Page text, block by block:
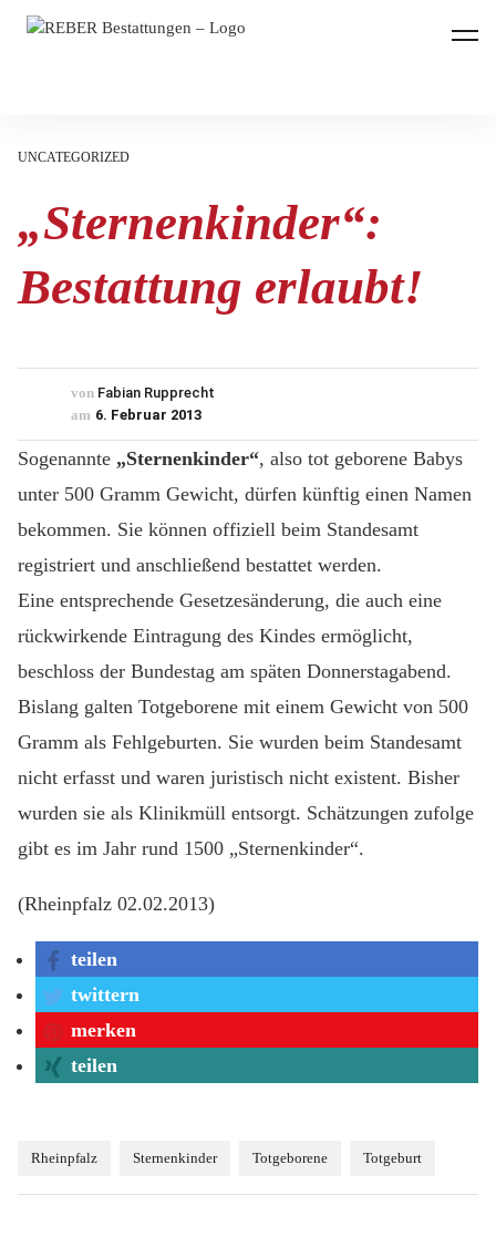
REBER Bestattungen
UNCATEGORIZED
„Sternenkinder“:
Bestattung erlaubt!
von Fabian Rupprecht
am 6. Februar 2013
Sogenannte „Sternenkinder“, also tot geborene Babys
unter 500 Gramm Gewicht, dürfen künftig einen Namen
bekommen. Sie können offiziell beim Standesamt
registriert und anschließend bestattet werden.
Eine entsprechende Gesetzesänderung, die auch eine
rückwirkende Eintragung des Kindes ermöglicht,
beschloss der Bundestag am späten Donnerstagabend.
Bislang galten Totgeborene mit einem Gewicht von 500
Gramm als Fehlgeburten. Sie wurden beim Standesamt
nicht erfasst und waren juristisch nicht existent. Bisher
wurden sie als Klinikmüll entsorgt. Schätzungen zufolge
gibt es im Jahr rund 1500 „Sternenkinder“.
(Rheinpfalz 02.02.2013)
teilen
twittern
merken
teilen
Rheinpfalz Sternenkinder Totgeborene Totgeburt